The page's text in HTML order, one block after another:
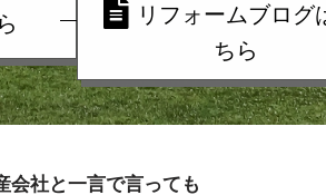
リフォームブログ
ちら
会社と一言で言っても